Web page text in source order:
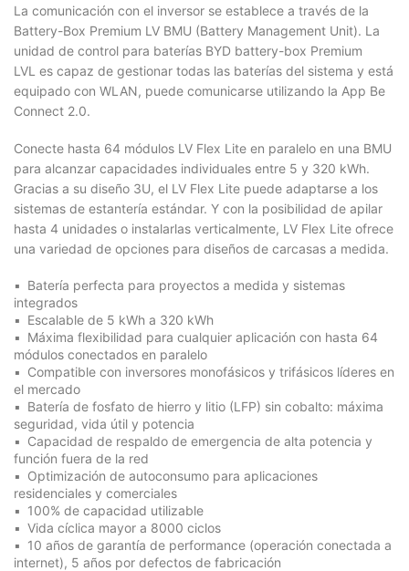
La comunicación con el inversor se establece a través de la
Battery-Box Premium LV BMU (Battery Management Unit). La
unidad de control para baterías BYD battery-box Premium
LVL es capaz de gestionar todas las baterías del sistema y está
equipado con WLAN, puede comunicarse utilizando la App Be
Connect 2.0.
Conecte hasta 64 módulos LV Flex Lite en paralelo en una BMU
para alcanzar capacidades individuales entre 5 y 320 kWh.
Gracias a su diseño 3U, el LV Flex Lite puede adaptarse a los
sistemas de estantería estándar. Y con la posibilidad de apilar
hasta 4 unidades o instalarlas verticalmente, LV Flex Lite ofrece
una variedad de opciones para diseños de carcasas a medida.
Batería perfecta para proyectos a medida y sistemas
integrados
Escalable de 5 kWh a 320 kWh
Máxima flexibilidad para cualquier aplicación con hasta 64
módulos conectados en paralelo
Compatible con inversores monofásicos y trifásicos líderes en
el mercado
Batería de fosfato de hierro y litio (LFP) sin cobalto: máxima
seguridad, vida útil y potencia
Capacidad de respaldo de emergencia de alta potencia y
función fuera de la red
Optimización de autoconsumo para aplicaciones
residenciales y comerciales
100% de capacidad utilizable
Vida cíclica mayor a 8000 ciclos
10 años de garantía de performance (operación conectada a
internet), 5 años por defectos de fabricación